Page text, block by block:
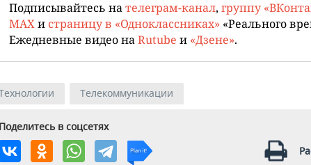
Подписывайтесь на телеграм-канал, группу
MAX и страницу в «Одноклассниках» «Реального
Ежедневные видео на Rutube и «Дзене».
Телекоммуникации
Поделитесь в соцсетях